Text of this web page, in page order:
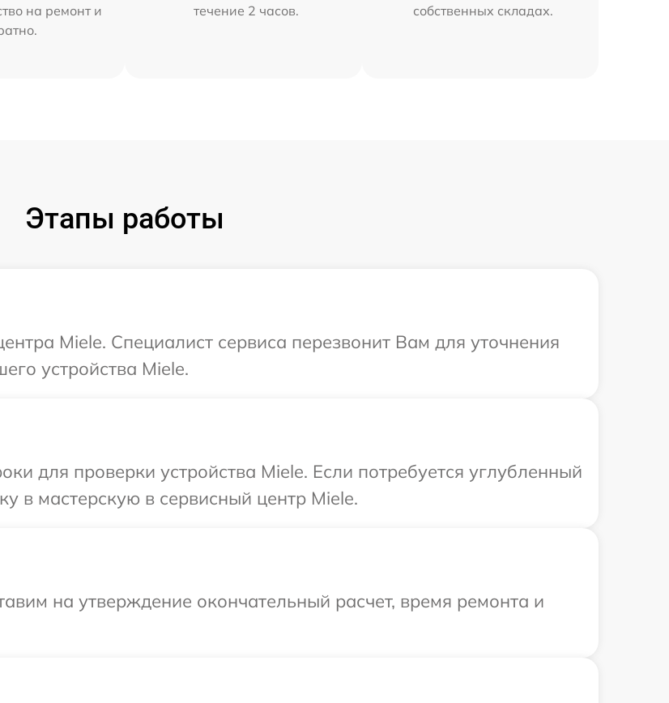
на ремонт и
течение 2 часов.
собственных складах.
Этапы работы
Miele. Специалист сервиса перезвонит Вам для уточнения
устройства Miele.
для проверки устройства Miele. Если потребуется углубленный
в мастерскую в сервисный центр Miele.
на утверждение окончательный расчет, время ремонта и